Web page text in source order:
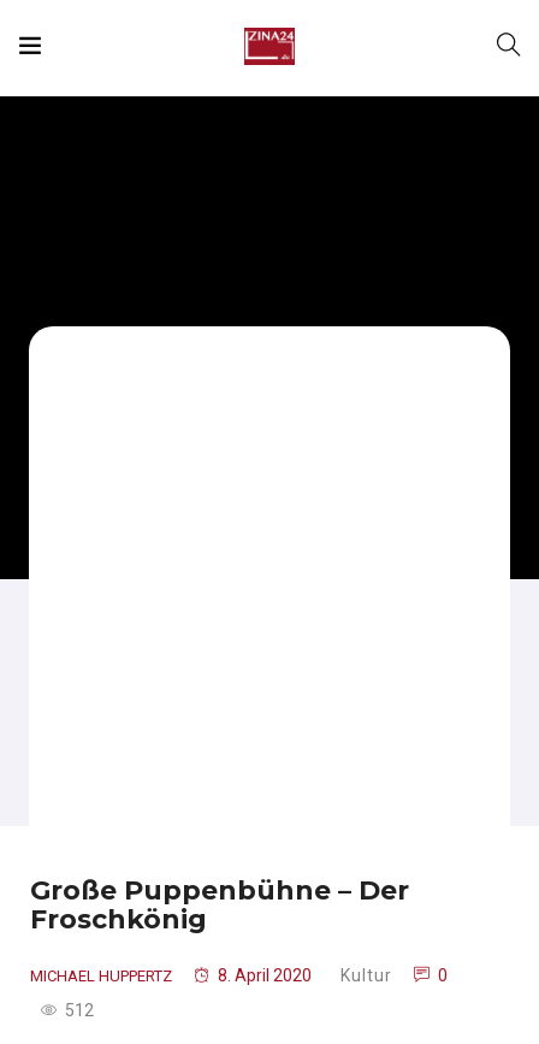
Große Puppenbühne – Der
Froschkönig
MICHAEL HUPPERTZ 8. April 2020 Kultur
0
512